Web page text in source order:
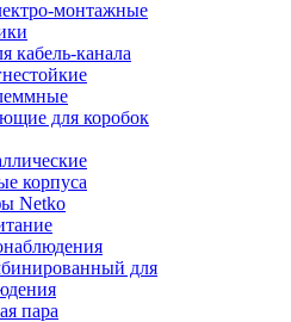
монтажные
кабель-канала
для коробок
корпуса
Netko
для
пара